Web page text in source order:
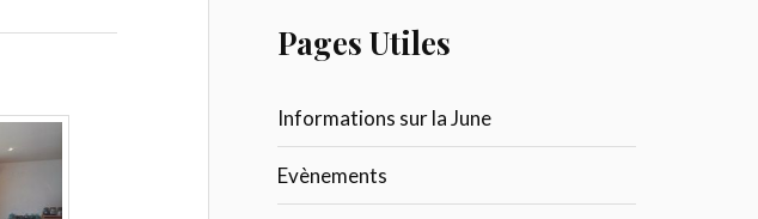
Pages Utiles
Informations sur la June
Evènements